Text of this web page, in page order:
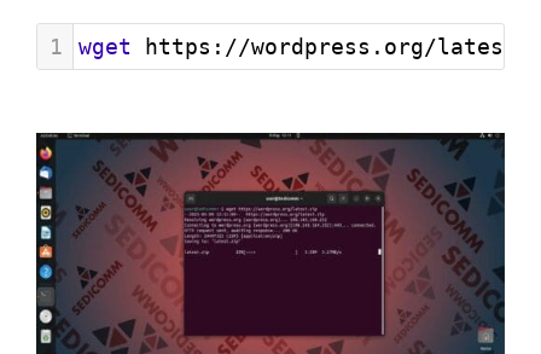
1 wget https://wordpress.org/